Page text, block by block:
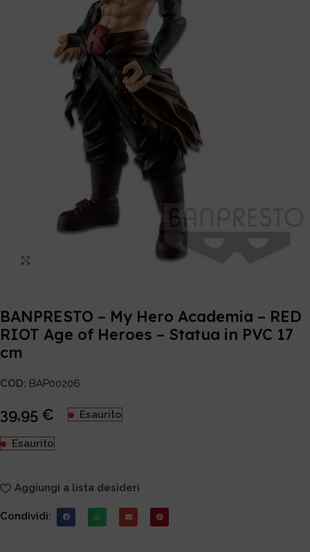
BANPRESTO – My Hero Academia – RED
RIOT Age of Heroes – Statua in PVC 17
cm
COD: BAP00206
39,95 € Esaurito
Esaurito
Aggiungi a lista desideri
Condividi: